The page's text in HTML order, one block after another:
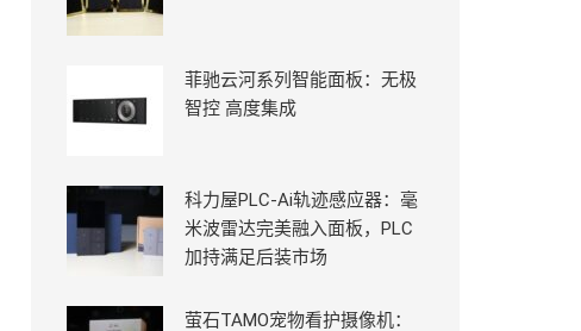
菲驰云河系列智能面板：无极
智控 高度集成
科力屋PLC-Ai轨迹感应器：毫
米波雷达完美融入面板，PLC
加持满足后装市场
萤石TAMO宠物看护摄像机：